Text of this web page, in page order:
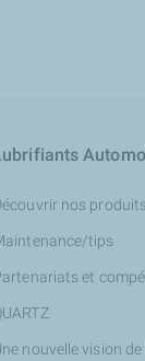
nos produits
tips
et
nouvelle vision